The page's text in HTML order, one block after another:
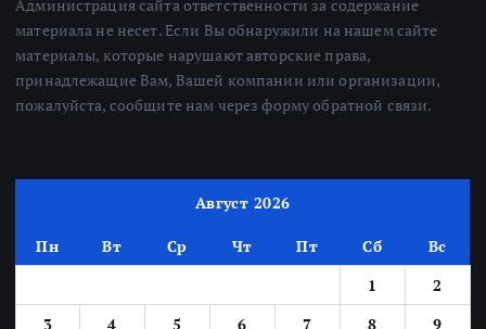
Администрация сайта ответственности за содержание
материала не несет. Если Вы обнаружили на нашем сайте
материалы, которые нарушают авторские права,
принадлежащие Вам, Вашей компании или организации,
пожалуйста, сообщите нам через форму обратной связи.
Август 2026
Пн Вт Ср Чт Пт Сб
Вс
1
2
3
4 5 6 7 8
9